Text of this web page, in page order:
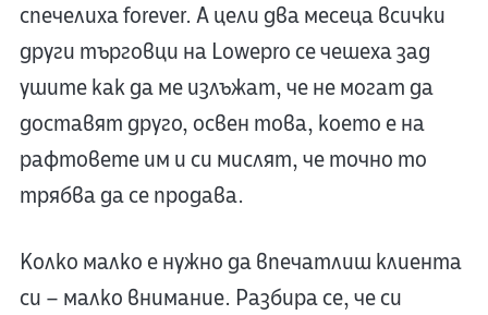
спечелиха forever. А цели два месеца всички
други търговци на Lowepro се чешеха зад
ушите как да ме излъжат, че не могат да
доставят друго, освен това, което е на
рафтовете им и си мислят, че точно то
трябва да се продава.
Колко малко е нужно да впечатлиш клиента
си – малко внимание. Разбира се, че си